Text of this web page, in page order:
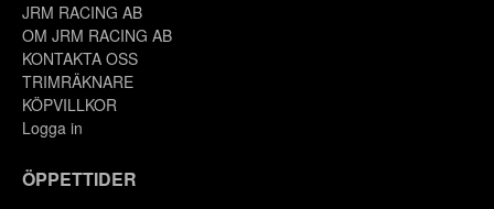
JRM RACING AB
OM JRM RACING AB
KONTAKTA OSS
TRIMRÄKNARE
KÖPVILLKOR
Logga in
ÖPPETTIDER